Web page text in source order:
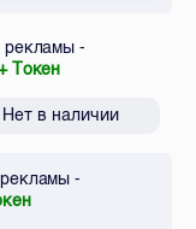
рекламы -
Токен
Нет в наличии
-